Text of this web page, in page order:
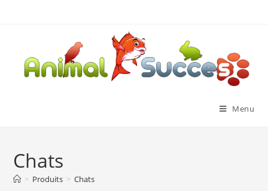
Menu
Chats
> Produits > Chats